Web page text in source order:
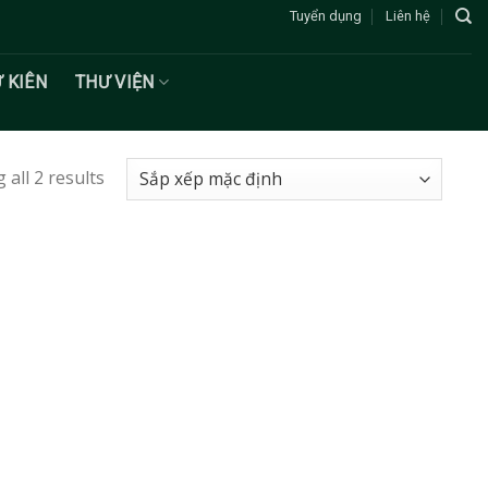
Tuyển dụng Liên hệ
KIÊN THƯ VIỆN
all 2 results